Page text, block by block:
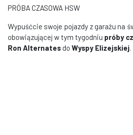
PRÓBA CZASOWA HSW
Wypuśćcie swoje pojazdy z garażu na
obowiązującej w tym tygodniu próby
Ron Alternatesdo Wyspy Elizejskiej